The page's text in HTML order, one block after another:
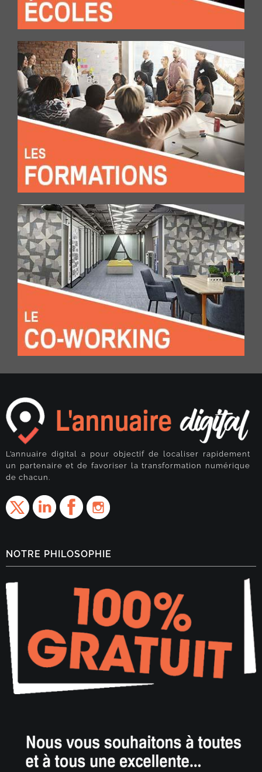
L’annuaire digital a pour objectif de localiser rapidement
un partenaire et de favoriser la transformation numérique
de chacun.
NOTRE PHILOSOPHIE